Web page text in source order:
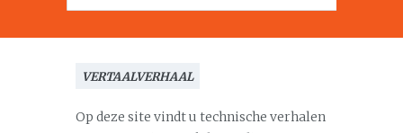
VERTAALVERHAAL
Op deze site vindt u technische verhalen